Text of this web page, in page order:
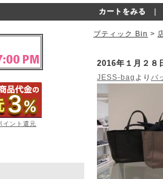
カートをみる
イント還元
ブティック Bin >
2016年１月２８
JESS-bag より バ